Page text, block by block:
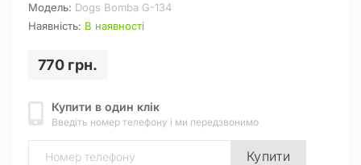
Модель: Dogs Bomba G-134
Наявність: В наявності
770 грн.
Купити в один клік
Введіть номер телефону і ми передзвонимо
Купити